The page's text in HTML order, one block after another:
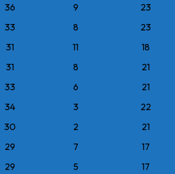
36 9
23
33 8
23
31 11
18
31 8
21
33 6
21
34 3
22
30 2
21
29 7
17
29 5
17